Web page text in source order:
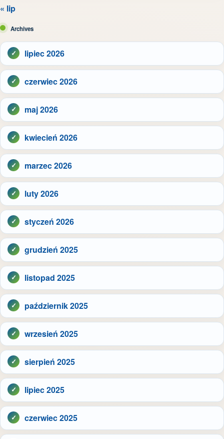
« lip
Archives
lipiec 2026
czerwiec 2026
maj 2026
kwiecień 2026
marzec 2026
luty 2026
styczeń 2026
grudzień 2025
listopad 2025
październik 2025
wrzesień 2025
sierpień 2025
lipiec 2025
czerwiec 2025